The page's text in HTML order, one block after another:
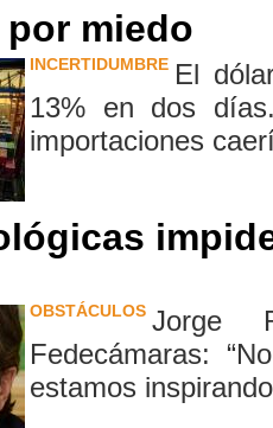
miedo
INCERTIDUMBRE El
13% en dos
importaciones
OBSTÁCULOS Jorge
Fedecámaras:
estamos